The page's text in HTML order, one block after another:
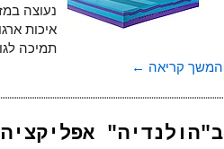
נעוצה
תמיכה
המשך קריאה ←
ב"הולנדיה"